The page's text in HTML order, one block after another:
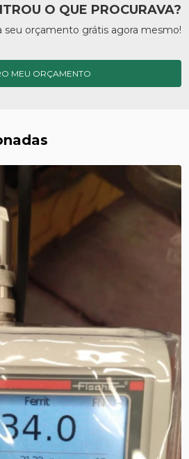
O QUE PROCURAVA?
seu orçamento grátis agora mesmo!
MEU ORÇAMENTO